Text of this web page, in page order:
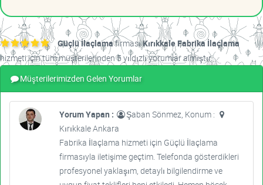
Güçlü İlaçlamafirmasıKırıkkale Fabrika İlaçlama
hizmeti için tüm müşterilerinden 5 yıldızlı yorumlar almıştır.
Müşterilerimizden Gelen Yorumlar
Yorum Yapan :
Şaban Sönmez, Konum :
Kırıkkale Ankara
Fabrika İlaçlama hizmeti için Güçlü İlaçlama
firmasıyla iletişime geçtim. Telefonda gösterdikleri
profesyonel yaklaşım, detaylı bilgilendirme ve